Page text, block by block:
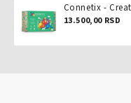
13.500,00 RSD